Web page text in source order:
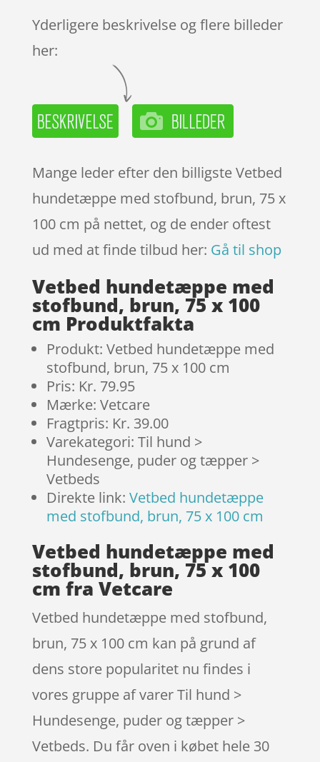
ømmels
er
Yderligere beskrivelse og flere billeder
her:
Mange leder efter den billigste Vetbed
hundetæppe med stofbund, brun, 75 x
100 cm på nettet, og de ender oftest
ud med at finde tilbud her: Gå til shop
Vetbed hundetæppe med
stofbund, brun, 75 x 100
cm Produktfakta
Produkt: Vetbed hundetæppe med
stofbund, brun, 75 x 100 cm
Pris: Kr. 79.95
Mærke: Vetcare
Fragtpris: Kr. 39.00
Varekategori: Til hund >
Hundesenge, puder og tæpper >
Vetbeds
Direkte link: Vetbed hundetæppe
med stofbund, brun, 75 x 100 cm
Vetbed hundetæppe med
stofbund, brun, 75 x 100
cm fra Vetcare
Vetbed hundetæppe med stofbund,
brun, 75 x 100 cm kan på grund af
dens store popularitet nu findes i
vores gruppe af varer Til hund >
Hundesenge, puder og tæpper >
Vetbeds. Du får oven i købet hele 30